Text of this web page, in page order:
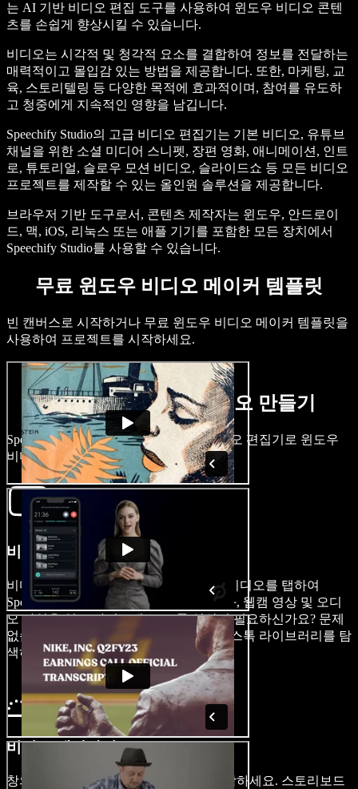
는 AI 기반 비디오 편집 도구를 사용하여 윈도우 비디오 콘텐
츠를 손쉽게 향상시킬 수 있습니다.
비디오는 시각적 및 청각적 요소를 결합하여 정보를 전달하는
매력적이고 몰입감 있는 방법을 제공합니다. 또한, 마케팅, 교
육, 스토리텔링 등 다양한 목적에 효과적이며, 참여를 유도하
고 청중에게 지속적인 영향을 남깁니다.
Speechify Studio의 고급 비디오 편집기는 기본 비디오, 유튜브
채널을 위한 소셜 미디어 스니펫, 장편 영화, 애니메이션, 인트
로, 튜토리얼, 슬로우 모션 비디오, 슬라이드쇼 등 모든 비디오
프로젝트를 제작할 수 있는 올인원 솔루션을 제공합니다.
브라우저 기반 도구로서, 콘텐츠 제작자는 윈도우, 안드로이
드, 맥, iOS, 리눅스 또는 애플 기기를 포함한 모든 장치에서
Speechify Studio를 사용할 수 있습니다.
무료 윈도우 비디오 메이커 템플릿
빈 캔버스로 시작하거나 무료 윈도우 비디오 메이커 템플릿을
사용하여 프로젝트를 시작하세요.
몇 분 만에 윈도우 비디오 만들기
Speechify Studio의 초보자 친화적인 비디오 편집기로 윈도우
비디오를 빠르게 제작하세요.
비디오 가져오기
비디오 프로젝트를 시작하려면, 이미지/비디오를 탭하여
Speechify Studio에 비디오 파일, 화면 녹화, 웹캠 영상 및 오디
오 파일을 열고 가져오세요. 스톡 영상이 필요하신가요? 문제
없습니다. 로열티 프리 콘텐츠로 가득한 스톡 라이브러리를 탐
색하세요.
비디오 제작하기
창의력을 발휘하여 새로운 비디오를 제작하세요. 스토리보드